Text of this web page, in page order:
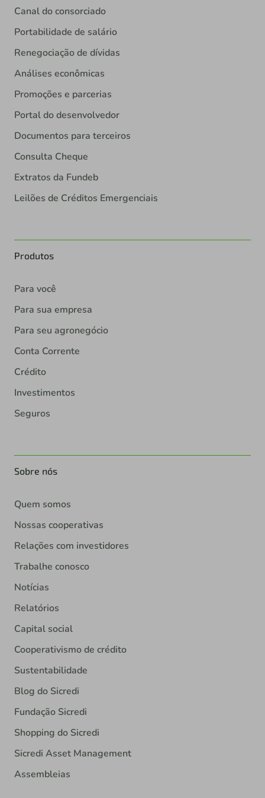
Canal do consorciado
Portabilidade de salário
Renegociação de dívidas
Análises econômicas
Promoções e parcerias
Portal do desenvolvedor
Documentos para terceiros
Consulta Cheque
Extratos da Fundeb
Leilões de Créditos Emergenciais
Produtos
Para você
Para sua empresa
Para seu agronegócio
Conta Corrente
Crédito
Investimentos
Seguros
Sobre nós
Quem somos
Nossas cooperativas
Relações com investidores
Trabalhe conosco
Notícias
Relatórios
Capital social
Cooperativismo de crédito
Sustentabilidade
Blog do Sicredi
Fundação Sicredi
Shopping do Sicredi
Sicredi Asset Management
Assembleias